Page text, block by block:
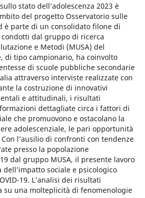
stato dell’adolescenza 2023 è
del progetto Osservatorio sulle
è parte di un consolidato filone di
dal gruppo di ricerca
e Metodi (MUSA) del
di tipo campionario, ha coinvolto
di scuole pubbliche secondarie
attraverso interviste realizzate con
la costruzione di innovativi
e attitudinali, i risultati
dettagliate circa i fattori di
che promuovono e ostacolano la
adolescenziale, le pari opportunità
l’ausilio di confronti con tendenze
presso la popolazione
dal gruppo MUSA, il presente lavoro
sociale e psicologico
19. L’analisi dei risultati
su una molteplicità di fenomenologie